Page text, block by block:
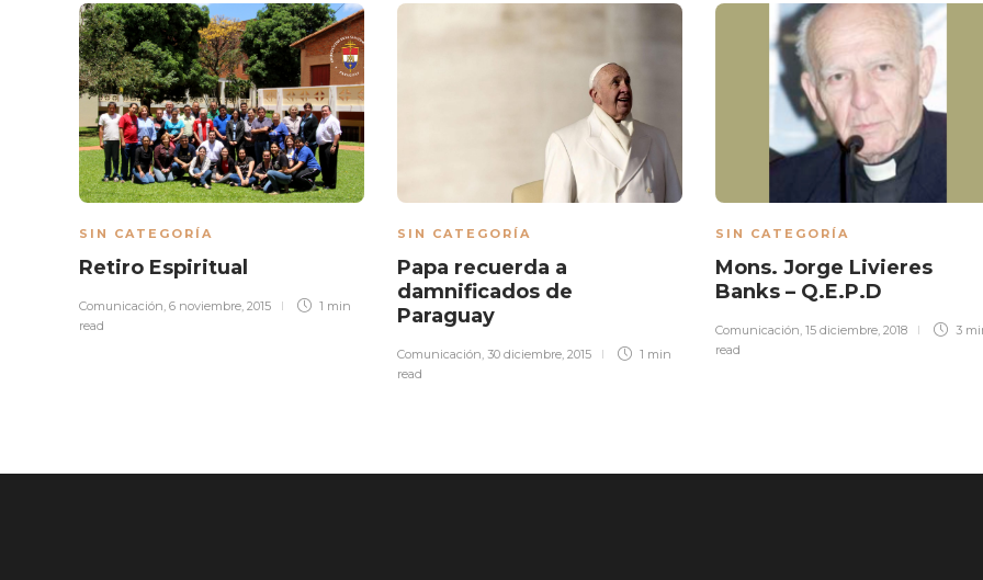
SIN CATEGORÍA
Retiro Espiritual
Comunicación, 6 noviembre, 2015
1 min
read
SIN CATEGORÍA
Papa recuerda a
damnificados de
Paraguay
Comunicación, 30 diciembre, 2015
1 min
read
SIN CATEGORÍA
Mons. Jorge Livieres
Banks – Q.E.P.D
Comunicación, 15 diciembre, 2018
3
read